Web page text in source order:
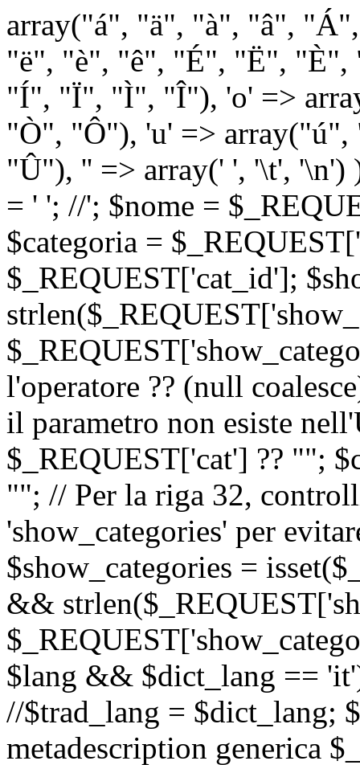
array("á", "ä", "à", "â",
"ë", "è", "ê", "É", "Ë",
"Í", "Ï", "Ì", "Î"), 'o' =>
"Ò", "Ô"), 'u' =>
"Û"), '' => array(' ', '\t',
= ' '; //'; $nome =
$categoria =
$_REQUEST['cat_id'];
l'operatore ?? (null
il parametro non esiste
$_REQUEST['cat'] ?? "";
""; // Per la riga 32,
'show_categories' per
$show_categories =
&&
$lang && $dict_lang ==
//$trad_lang = $dict_lang;
metadescription generica